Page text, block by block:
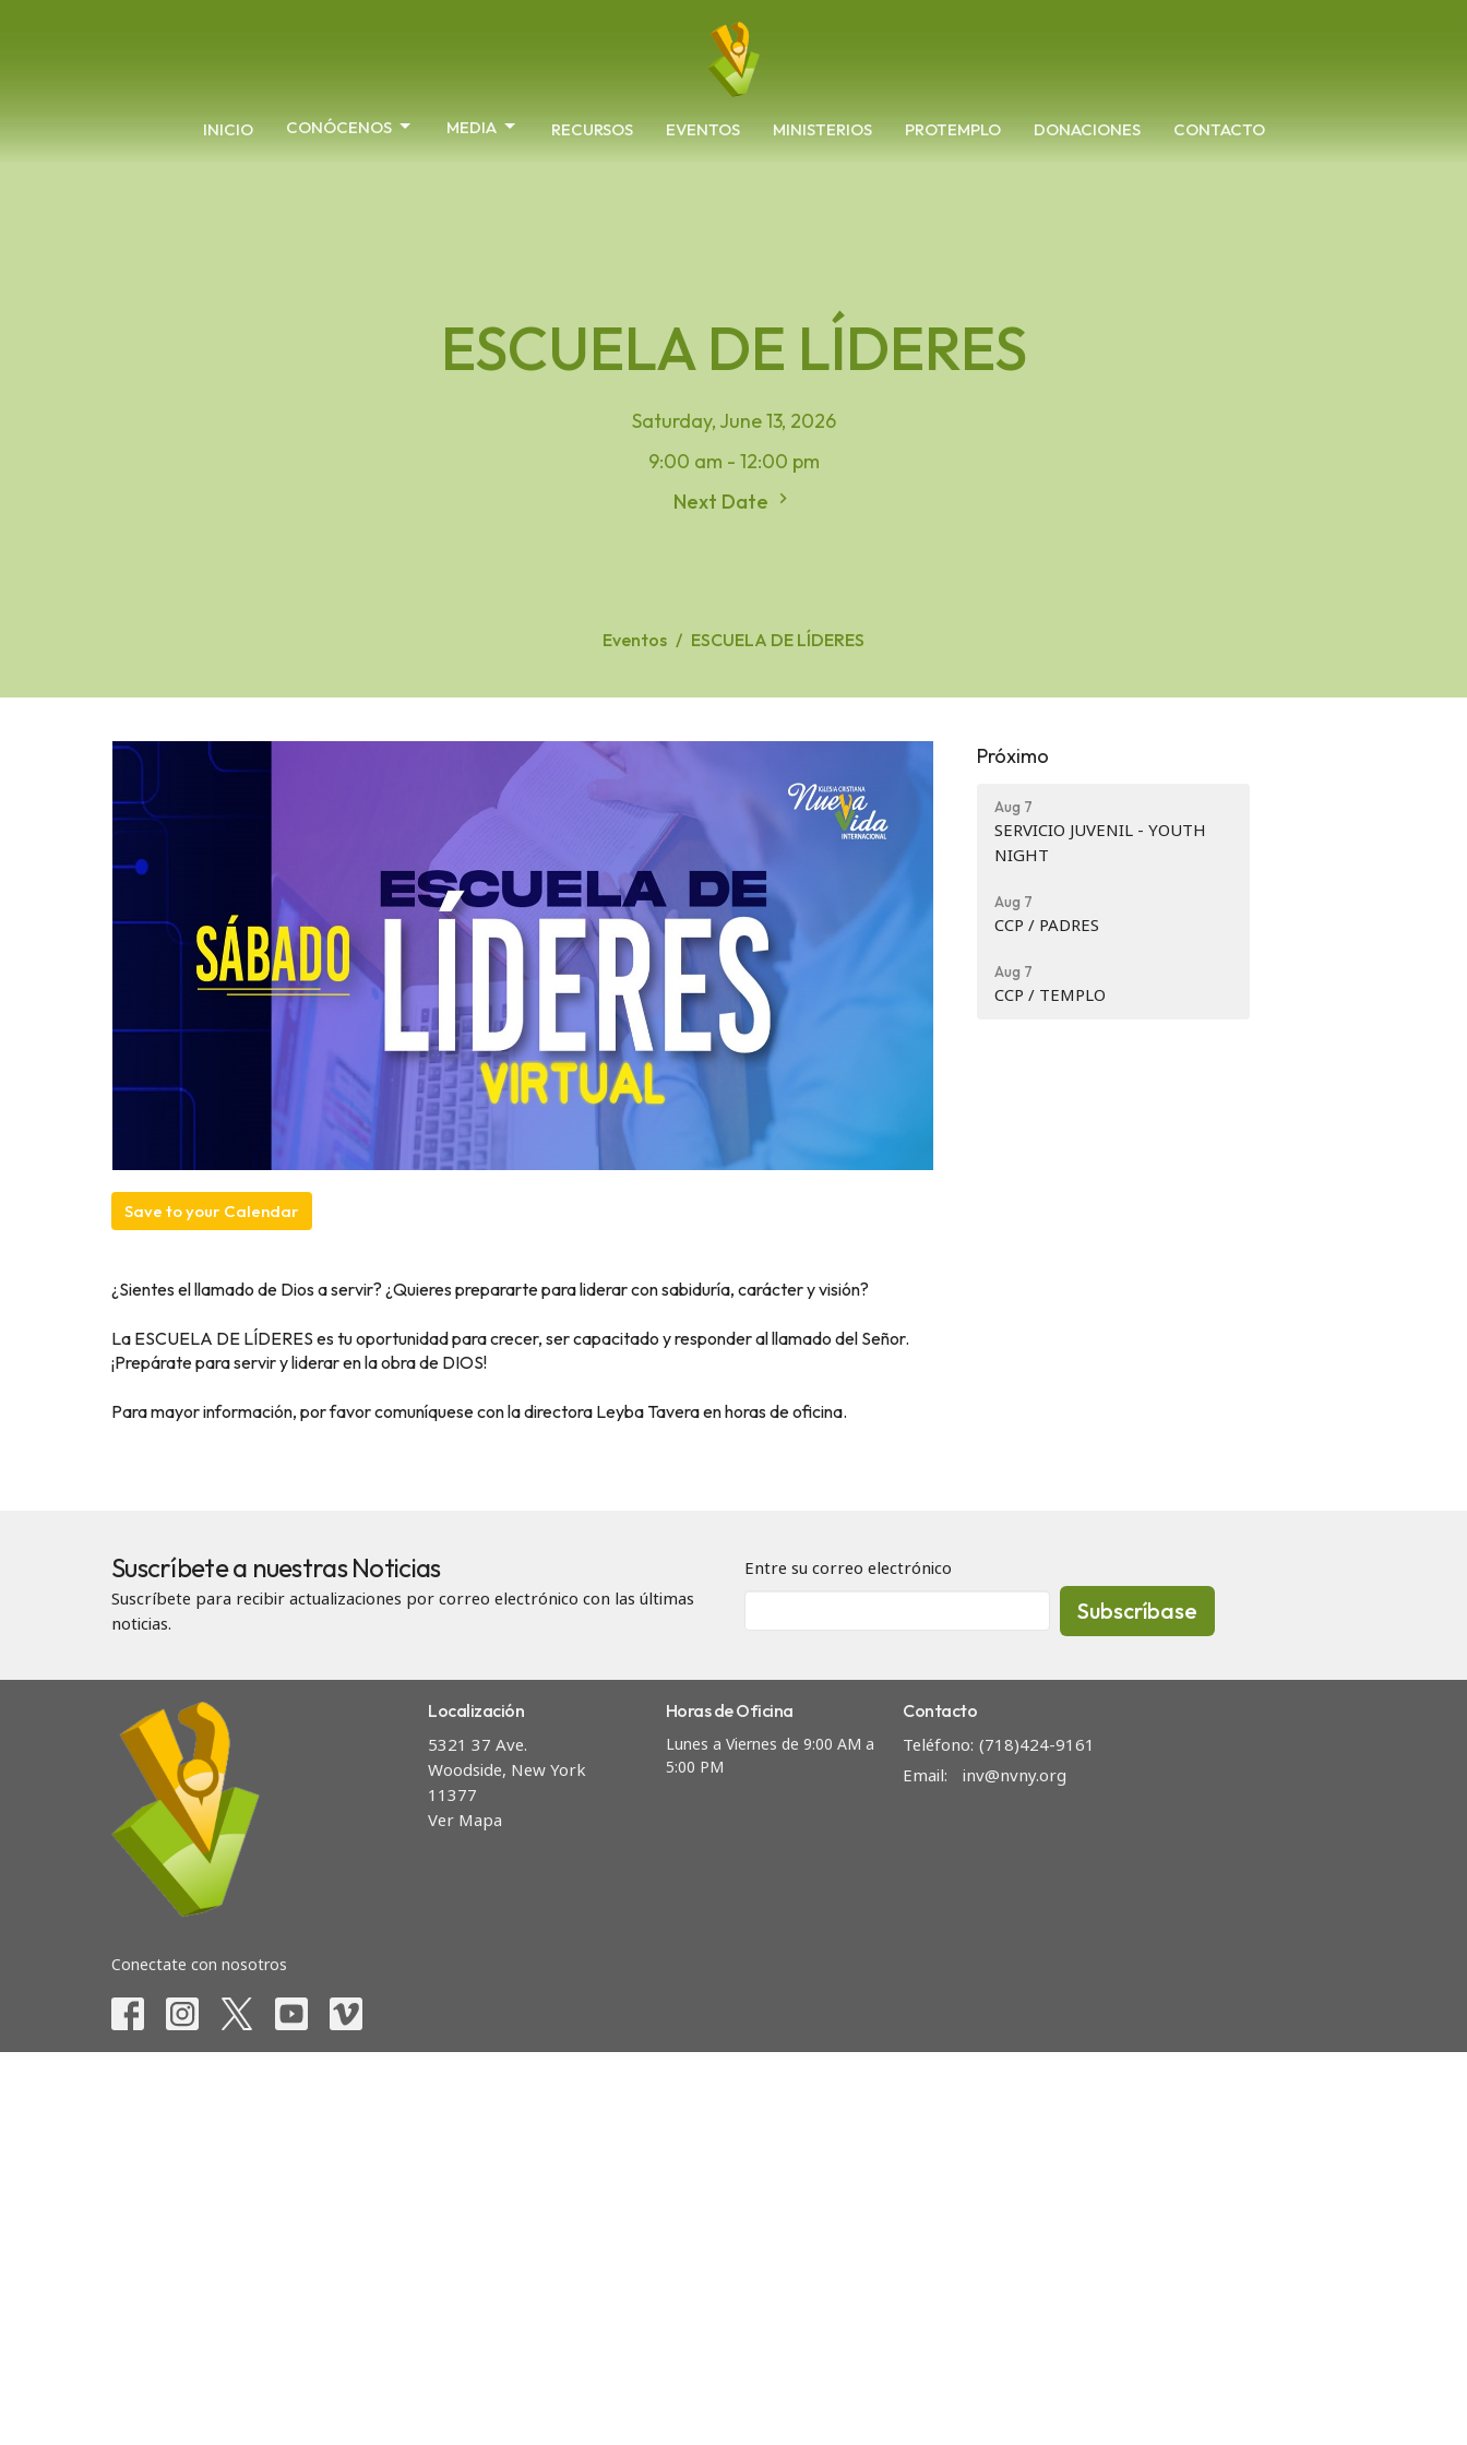
INICIO CONÓCENOS MEDIA RECURSOS EVENTOS MINISTERIOS PROTEMPLO DONACIONES CONTACTO
ESCUELA DE LÍDERES
Saturday, June 13, 2026
9:00 am - 12:00 pm
Next Date
Eventos ESCUELA DE LÍDERES
Save to your Calendar
¿Sientes el llamado de Dios a servir? ¿Quieres prepararte para liderar con sabiduría, carácter y visión?
La ESCUELA DE LÍDERES es tu oportunidad para crecer, ser capacitado y responder al llamado del Señor.
¡Prepárate para servir y liderar en la obra de DIOS!
Para mayor información, por favor comuníquese con la directora Leyba Tavera en horas de oficina.
Próximo
Aug 7
SERVICIO JUVENIL - YOUTH
NIGHT
Aug 7
CCP / PADRES
Aug 7
CCP / TEMPLO
Suscríbete a nuestras Noticias
Suscríbete para recibir actualizaciones por correo electrónico con las últimas
noticias.
Entre su correo electrónico
Subscríbase
Conectate con nosotros
Localización
5321 37 Ave.
Woodside, New York
11377
Ver Mapa
Horas de Oficina
Lunes a Viernes de 9:00 AM a
5:00 PM
Contacto
Teléfono: (718)424-9161
Email: inv@nvny.org